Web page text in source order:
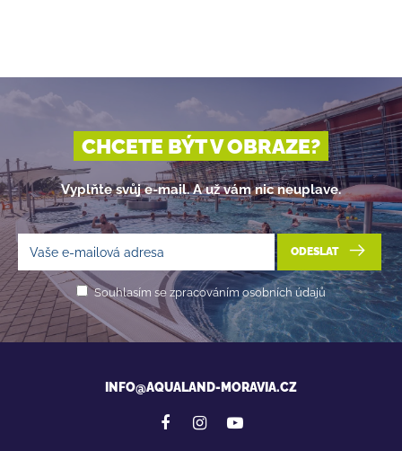
CHCETE BÝT V OBRAZE?
Vyplňte svůj e-mail. A už vám nic neuplave.
ODESLAT
Souhlasím se zpracováním osobních údajů
INFO@AQUALAND-MORAVIA.CZ